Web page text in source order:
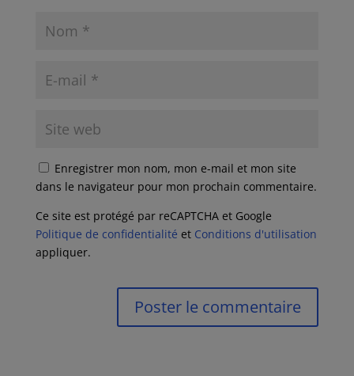
Enregistrer mon nom, mon e-mail et mon site
dans le navigateur pour mon prochain commentaire.
Ce site est protégé par reCAPTCHA et Google
Politique de confidentialité et Conditions d'utilisation
appliquer.